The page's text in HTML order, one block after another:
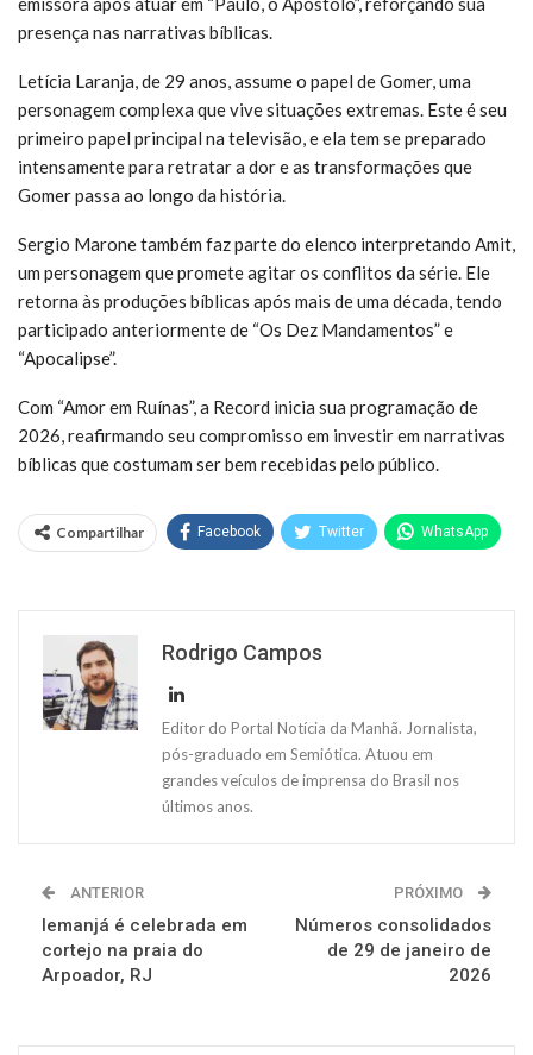
presença nas narrativas bíblicas.
Letícia Laranja, de 29 anos, assume o papel de Gomer, uma
personagem complexa que vive situações extremas. Este é seu
primeiro papel principal na televisão, e ela tem se preparado
intensamente para retratar a dor e as transformações que
Gomer passa ao longo da história.
Sergio Marone também faz parte do elenco interpretando Amit,
um personagem que promete agitar os conflitos da série. Ele
retorna às produções bíblicas após mais de uma década, tendo
participado anteriormente de “Os Dez Mandamentos” e
“Apocalipse”.
Com “Amor em Ruínas”, a Record inicia sua programação de
2026, reafirmando seu compromisso em investir em narrativas
bíblicas que costumam ser bem recebidas pelo público.
Compartilhar Facebook Twitter WhatsApp
Rodrigo Campos
Editor do Portal Notícia da Manhã. Jornalista,
pós-graduado em Semiótica. Atuou em
grandes veículos de imprensa do Brasil nos
últimos anos.
ANTERIOR
Iemanjá é celebrada em
cortejo na praia do
Arpoador, RJ
PRÓXIMO
Números consolidados
de 29 de janeiro de
2026